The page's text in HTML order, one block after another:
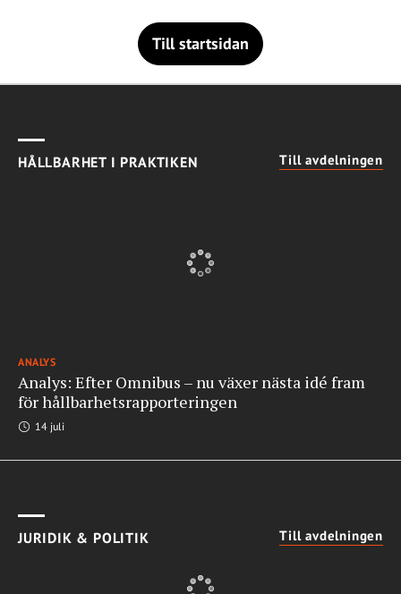
Till startsidan
HÅLLBARHET I PRAKTIKEN Till avdelningen
ANALYS
Analys: Efter Omnibus – nu växer nästa idé fram
för hållbarhetsrapporteringen
14 juli
JURIDIK & POLITIK Till avdelningen